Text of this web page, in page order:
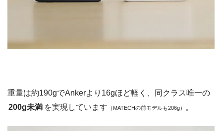
重量は約190gでAnkerより16gほど軽く、同クラス唯一の
200g未満 を実現しています （MATECHの前モデルも206g） 。